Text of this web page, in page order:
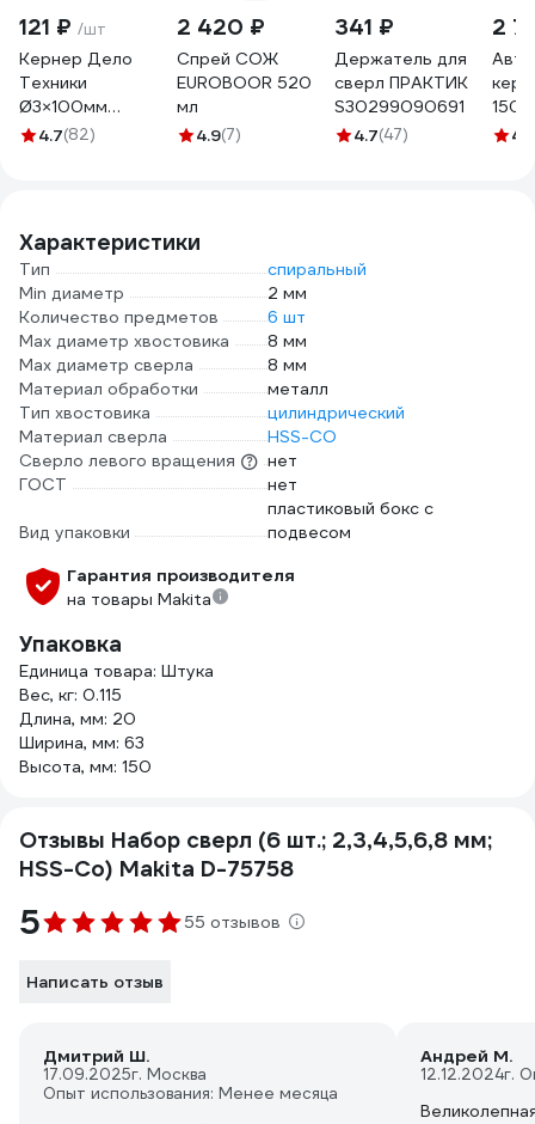
121 ₽ /шт
Кернер Дело
Техники
Ø3×100мм
374003
4.7(82)
2 420 ₽
Спрей СОЖ
EUROBOOR 520
мл
4.9(7)
341 ₽
Держатель для
сверл ПРАКТИК
S30299090691
4.7(47)
2
150
4.7
Характеристики
Тип
спиральный
Min диаметр
2 мм
Количество предметов
6 шт
Max диаметр хвостовика
8 мм
Max диаметр сверла
8 мм
Материал обработки
металл
Тип хвостовика
цилиндрический
Материал сверла
HSS-CO
Сверло левого вращения
нет
ГОСТ
нет
Вид упаковки
пластиковый бокс с
подвесом
Гарантия производителя
на товары Makita
Упаковка
Единица товара: Штука
Вес, кг: 0.115
Длина, мм: 20
Ширина, мм: 63
Высота, мм: 150
Отзывы Набор сверл (6 шт.; 2,3,4,5,6,8 мм;
HSS-Co) Makita D-75758
5 55 отзывов
Написать отзыв
Дмитрий Ш.
17.09.2025г. Москва
Опыт использования: Менее месяца
Андрей М.
12.12.2024г.